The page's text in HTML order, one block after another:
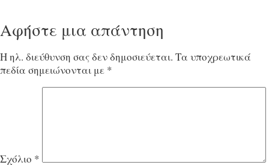
Αφήστε μια απάντηση
Η ηλ. διεύθυνση σας δεν δημοσιεύεται. Τα υποχρεωτικά
πεδία σημειώνονται με *
Σχόλιο *